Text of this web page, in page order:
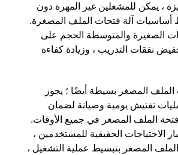
، يمكن للمشغلين غير المهرة دون
أساسيات آلة فتحات الملف المصغرة.
الصغيرة والمتوسطة الحجم على
نفقات التدريب ، وزيادة كفاءة
المصغر بسيطة أيضًا ؛ يجوز
تفتيش يومية وصيانة لضمان
الملف المصغر في جميع الأوقات.
الاحتياجات الحقيقية للمستخدمين ،
المصغر بتبسيط عملية التشغيل ،